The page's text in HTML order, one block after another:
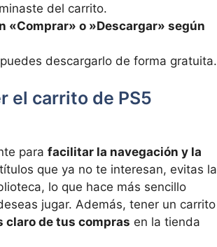
del ⁢carrito.
«Comprar» o ‍»Descargar» según
‍descargarlo de forma gratuita.
el carrito de PS5
para facilitar la navegación y la
que⁢ ya no te interesan, evitas la
‌lo que hace más sencillo
jugar. ⁤Además, tener un ⁤carrito
claro ‍de⁣ tus compras en la tienda